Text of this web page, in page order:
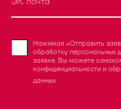
Нажимая «Отправить
обработку персональных
заявке. Вы можете
конфиденциальности и
данных